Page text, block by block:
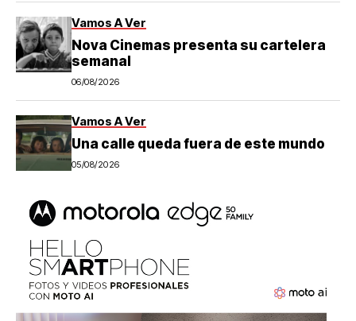
Vamos A Ver
Nova Cinemas presenta su cartelera
semanal
06/08/2026
Vamos A Ver
Una calle queda fuera de este mundo
05/08/2026